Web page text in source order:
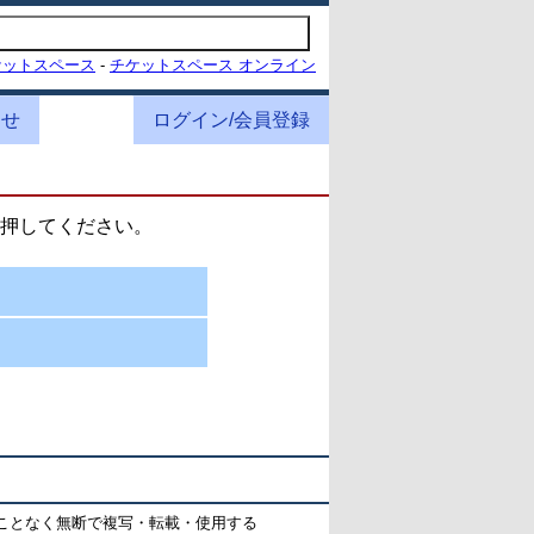
トスペース - チケットスペース オンライン
ログイン/会員登録
してください。
となく無断で複写・転載・使用する